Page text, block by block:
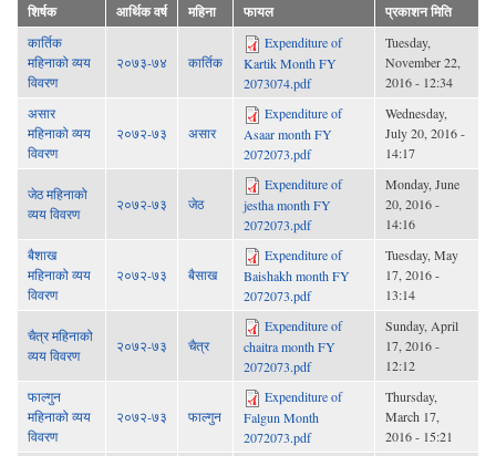
शिर्षक आर्थिक वर्ष महिना फायल प्रकाशन मिति
कार्तिक
महिनाको व्यय
विवरण
२०७३-७४ कार्तिक
Expenditure of
Kartik Month FY
2073074.pdf
Tuesday,
November 22,
2016 - 12:34
असार
महिनाको व्यय
विवरण
२०७२-७३ असार
Expenditure of
Asaar month FY
2072073.pdf
Wednesday,
July 20, 2016 -
14:17
जेठ महिनाको
व्यय विवरण
२०७२-७३ जेठ
Expenditure of
jestha month FY
2072073.pdf
Monday, June
20, 2016 -
14:16
बैशाख
महिनाको व्यय
विवरण
२०७२-७३ बैसाख
Expenditure of
Baishakh month FY
2072073.pdf
Tuesday, May
17, 2016 -
13:14
चैत्र महिनाको
व्यय विवरण
२०७२-७३ चैत्र
Expenditure of
chaitra month FY
2072073.pdf
Sunday, April
17, 2016 -
12:12
फाल्गुन
महिनाको व्यय
विवरण
२०७२-७३ फाल्गुन
Expenditure of
Falgun Month
2072073.pdf
Thursday,
March 17,
2016 - 15:21